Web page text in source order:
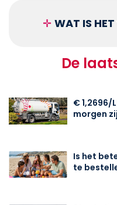
✛ WAT IS HET
De
€ 1,2696/
morgen
Is het
te